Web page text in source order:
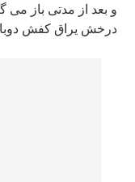
و بعد از مدتی باز می
درخش یراق کفش